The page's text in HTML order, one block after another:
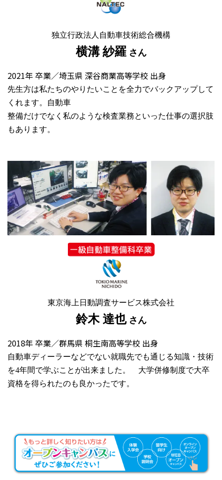
独立行政法人自動車技術総合機構
横溝 紗羅 さん
2021年 卒業／埼玉県 深谷商業高等学校 出身
先生方は私たちのやりたいことを全力でバックアップして
くれます。自動車
整備だけでなく私のような検査業務といった仕事の選択肢
もあります。
東京海上日動調査サービス株式会社
鈴木 達也 さん
2018年 卒業／群馬県 桐生南高等学校 出身
自動車ディーラーなどでない就職先でも通じる知識・技術
を4年間で学ぶことが出来ました。 大学併修制度で大卒
資格を得られたのも良かったです。